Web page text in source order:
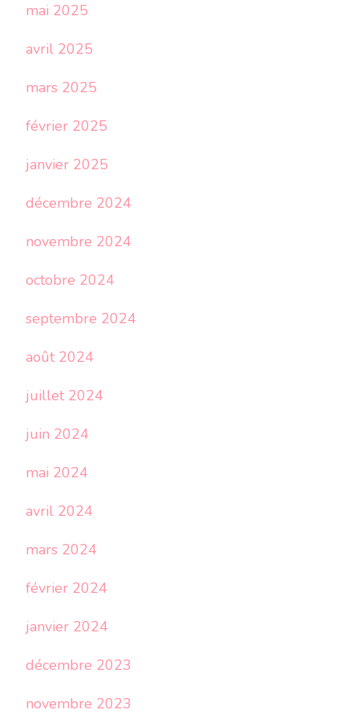
mai 2025
avril 2025
mars 2025
février 2025
janvier 2025
décembre 2024
novembre 2024
octobre 2024
septembre 2024
août 2024
juillet 2024
juin 2024
mai 2024
avril 2024
mars 2024
février 2024
janvier 2024
décembre 2023
novembre 2023